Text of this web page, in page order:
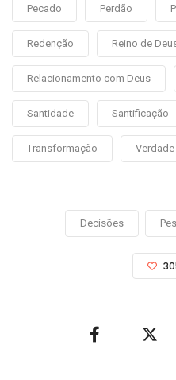
Pecado Perdão
Redenção Reino de
Relacionamento com Deus
Santidade Santificação
Transformação Verdade
Decisões